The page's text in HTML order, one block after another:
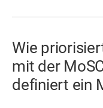
Wie
mit der
definiert ein